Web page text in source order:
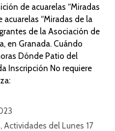
de acuarelas “Miradas
acuarelas “Miradas de la
de la Asociación de
en Granada. Cuándo
Dónde Patio del
Inscripción No requiere
, Actividades del Lunes 17